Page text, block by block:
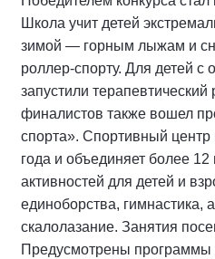
Школа учит детей
зимой — горным лыжам и
роллер-спорту. Для детей с
запустили
финалистов также вошел
спорта». Спортивный
года и объединяет более 12
активностей для детей и
единоборства, гимнастика,
скалолазание. Занятия
Предусмотрены программы